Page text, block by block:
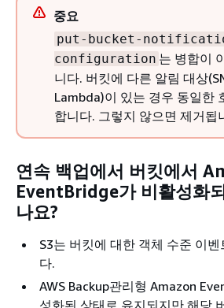
중요
put-bucket-
configuration 는 병합이
니다. 버킷에 다른 알림 대상
Lambda)이 있는 경우 동일한
합니다. 그렇지 않으면 제거됩
연속 백업에서 버킷에서
EventBridge가 비활성화
나요?
S3는 버킷에 대한 객체 수준 이
다.
AWS Backup관리형 Amazon
성화된 상태로 유지되지만 해당